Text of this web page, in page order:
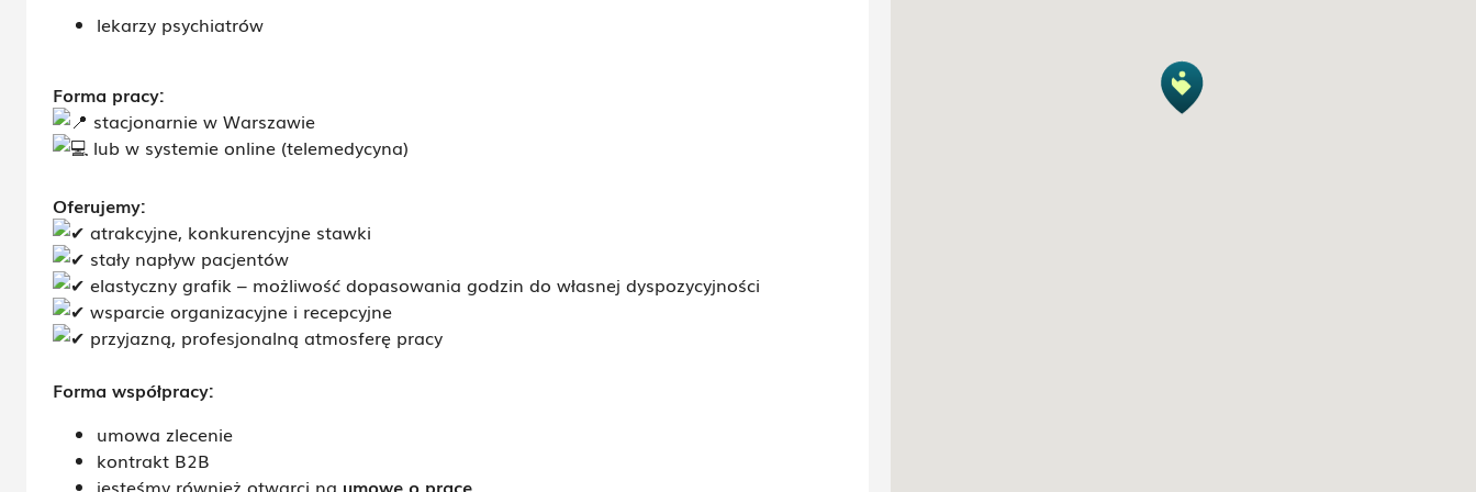
lekarzy psychiatrów
Forma pracy:
stacjonarnie w Warszawie
lub w systemie online (telemedycyna)
Oferujemy:
atrakcyjne, konkurencyjne stawki
stały napływ pacjentów
elastyczny grafik – możliwość dopasowania godzin do własnej dyspozycyjności
wsparcie organizacyjne i recepcyjne
przyjazną, profesjonalną atmosferę pracy
Forma współpracy:
umowa zlecenie
kontrakt B2B
jesteśmy również otwarci na umowę o pracę